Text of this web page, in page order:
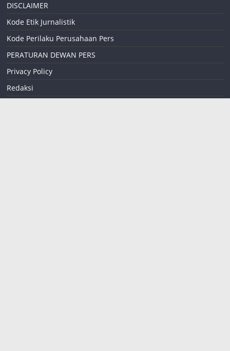
DISCLAIMER
Kode Etik Jurnalistik
Kode Perilaku Perusahaan Pers
PERATURAN DEWAN PERS
Privacy Policy
Redaksi